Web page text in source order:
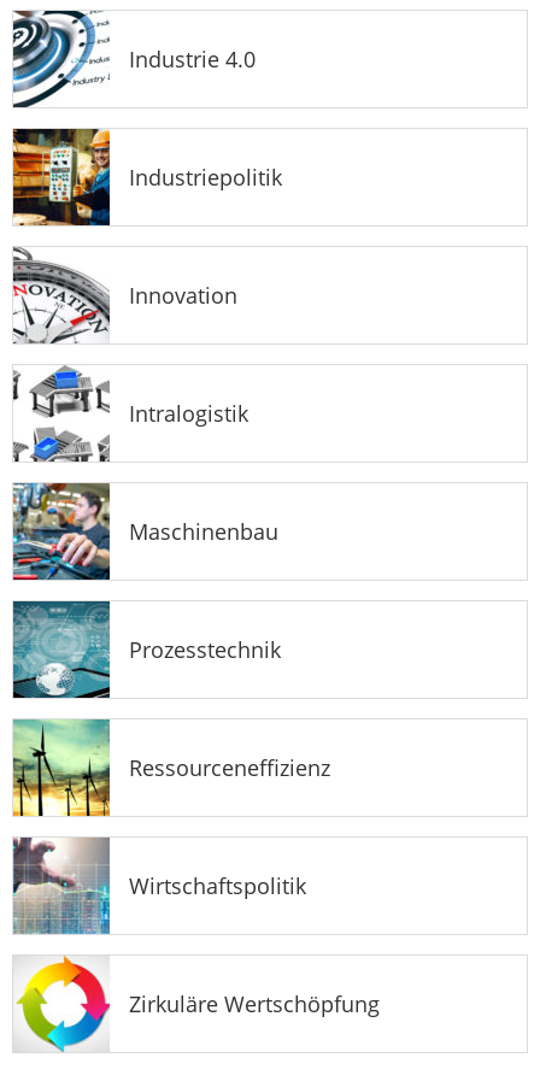
Industrie 4.0
Industriepolitik
Innovation
Intralogistik
Maschinenbau
Prozesstechnik
Ressourceneffizienz
Wirtschaftspolitik
Zirkuläre Wertschöpfung